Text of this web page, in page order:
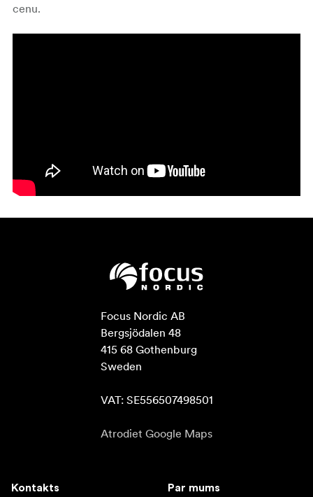
cenu.
Focus Nordic AB
Bergsjödalen 48
415 68 Gothenburg
Sweden
VAT: SE556507498501
Atrodiet Google Maps
Kontakts Par mums